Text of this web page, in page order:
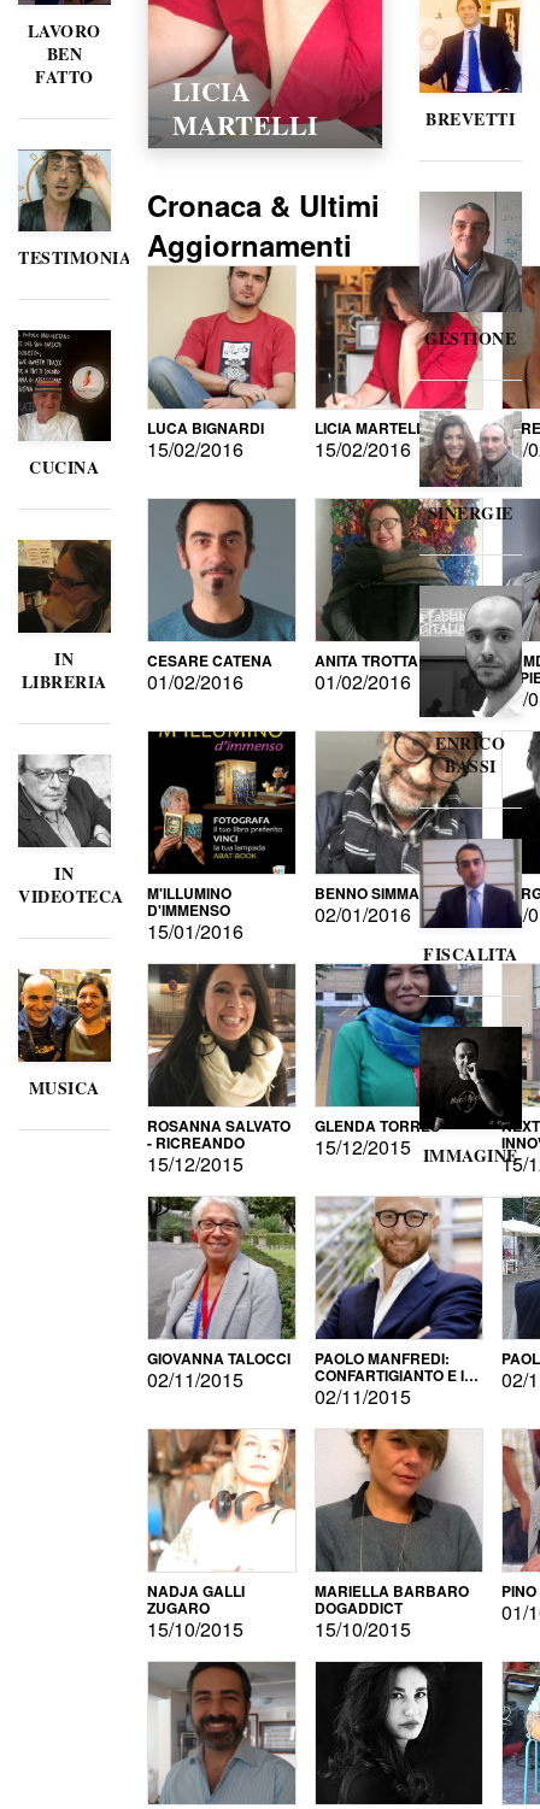
LAVORO
BEN
FATTO
TESTIMONIANZE
CUCINA
IN
LIBRERIA
IN
VIDEOTECA
MUSICA
LICIA
MARTELLI
Cronaca & Ultimi
Aggiornamenti
LUCA BIGNARDI
15/02/2016
LICIA MARTELLI
15/02/2016 15/
CESARE CATENA
01/02/2016
ANITA TROTTA
01/02/2016 DI
15/
M'ILLUMINO
D'IMMENSO
15/01/2016
BENNO SIMMA
02/01/2016
ROSANNA SALVATO
- RICREANDO
15/12/2015
GLENDA TORRES
15/12/2015
15/
GIOVANNA TALOCCI
02/11/2015
PAOLO MANFREDI:
CONFARTIGIANTO E IL
SONDAGGIO
02/11/2015
02/
NADJA GALLI
ZUGARO
15/10/2015
MARIELLA BARBARO
DOGADDICT
15/10/2015
01/
BREVETTI
GESTIONE
SINERGIE
ENRICO
BASSI
FISCALITA
IMMAGINE